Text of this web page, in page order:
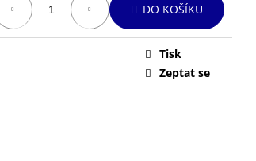
DO KOŠÍKU
Tisk
Zeptat se